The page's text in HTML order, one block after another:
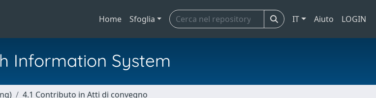
Home Sfoglia IT Aiuto LOGIN
Information System
4.1 Contributo in Atti di convegno